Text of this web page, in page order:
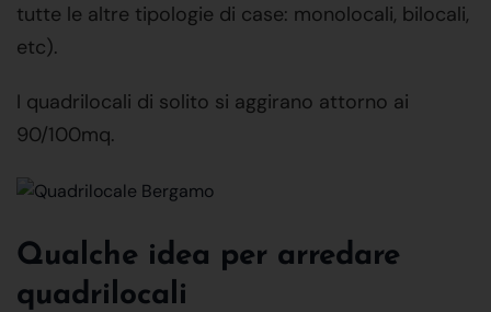
tutte le altre tipologie di case: monolocali, bilocali,
etc).
I quadrilocali di solito si aggirano attorno ai
90/100mq.
Qualche idea per arredare
quadrilocali